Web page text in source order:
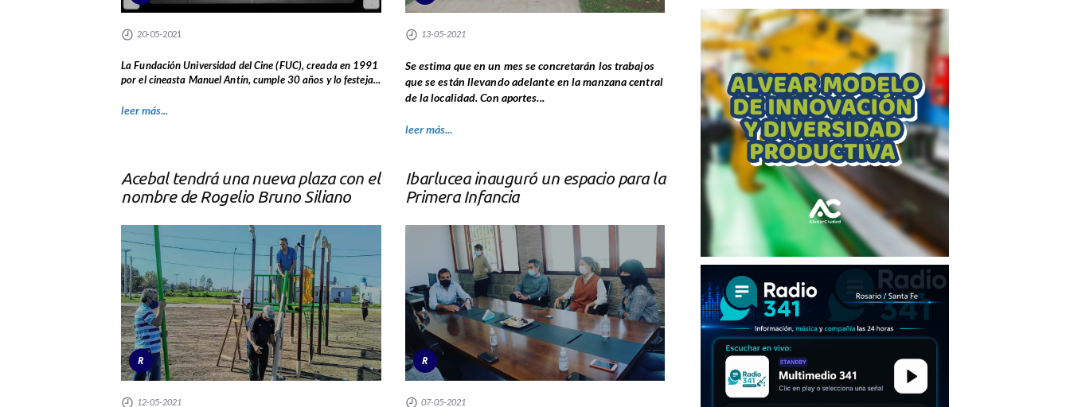
20-05-2021
La Fundación Universidad del Cine (FUC), creada en 1991
por el cineasta Manuel Antín, cumple 30 años y lo festeja...
leer más...
13-05-2021
Se estima que en un mes se concretarán los trabajos
que se están llevando adelante en la manzana central
de la localidad. Con aportes...
leer más...
Acebal tendrá una nueva plaza con el
nombre de Rogelio Bruno Siliano
R
12-05-2021
Ibarlucea inauguró un espacio para la
Primera Infancia
R
07-05-2021